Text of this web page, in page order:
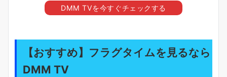
DMM TVを今すぐチェックする
【おすすめ】フラグタイムを見るなら
DMM TV